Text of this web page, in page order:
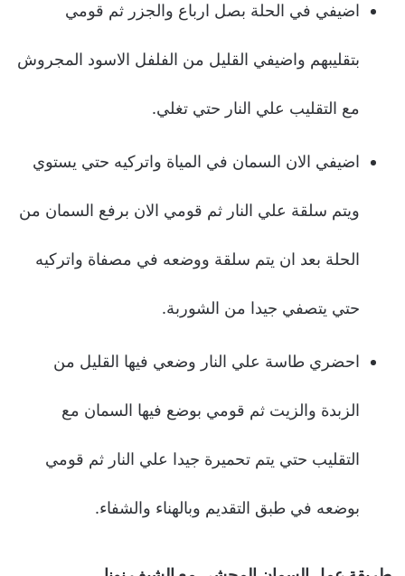
اضيفي في الحلة بصل ارباع والجزر ثم قومي
بتقليبهم واضيفي القليل من الفلفل الاسود المجروش
مع التقليب علي النار حتي تغلي.
اضيفي الان السمان في المياة واتركيه حتي يستوي
ويتم سلقة علي النار ثم قومي الان برفع السمان من
الحلة بعد ان يتم سلقة ووضعه في مصفاة واتركيه
حتي يتصفي جيدا من الشوربة.
احضري طاسة علي النار وضعي فيها القليل من
الزبدة والزيت ثم قومي بوضع فيها السمان مع
التقليب حتي يتم تحميرة جيدا علي النار ثم قومي
بوضعه في طبق التقديم وبالهناء والشفاء.